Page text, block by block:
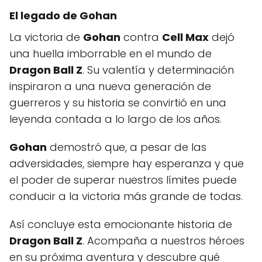
El legado de Gohan
La victoria de Gohan contra Cell Max dejó
una huella imborrable en el mundo de
Dragon Ball Z. Su valentía y determinación
inspiraron a una nueva generación de
guerreros y su historia se convirtió en una
leyenda contada a lo largo de los años.
Gohan demostró que, a pesar de las
adversidades, siempre hay esperanza y que
el poder de superar nuestros límites puede
conducir a la victoria más grande de todas.
Así concluye esta emocionante historia de
Dragon Ball Z. Acompaña a nuestros héroes
en su próxima aventura y descubre qué